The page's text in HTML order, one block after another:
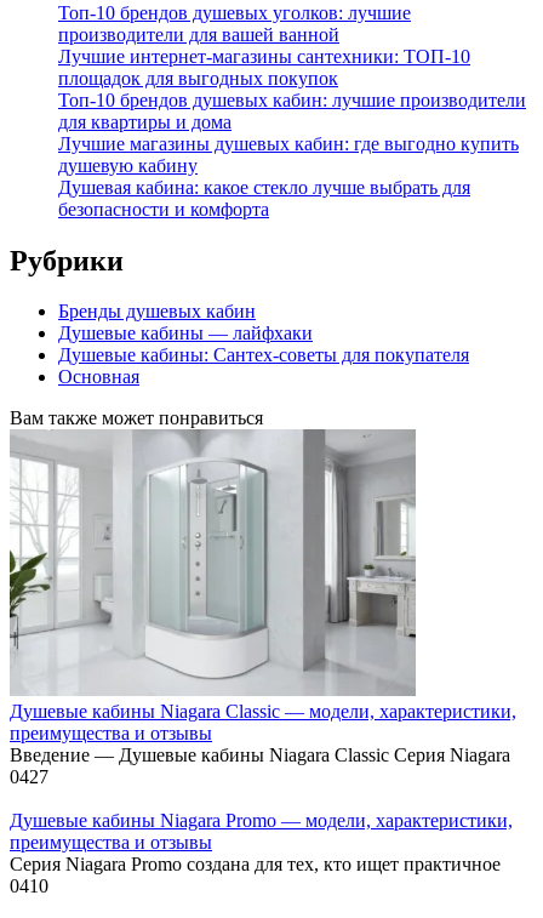
Топ-10 брендов душевых уголков: лучшие
производители для вашей ванной
Лучшие интернет-магазины сантехники: ТОП-10
площадок для выгодных покупок
Топ-10 брендов душевых кабин: лучшие производители
для квартиры и дома
Лучшие магазины душевых кабин: где выгодно купить
душевую кабину
Душевая кабина: какое стекло лучше выбрать для
безопасности и комфорта
Рубрики
Бренды душевых кабин
Душевые кабины — лайфхаки
Душевые кабины: Сантех-советы для покупателя
Основная
Вам также может понравиться
Душевые кабины Niagara Classic — модели, характеристики,
преимущества и отзывы
Введение — Душевые кабины Niagara Classic Серия Niagara
0427
Душевые кабины Niagara Promo — модели, характеристики,
преимущества и отзывы
Серия Niagara Promo создана для тех, кто ищет практичное
0410